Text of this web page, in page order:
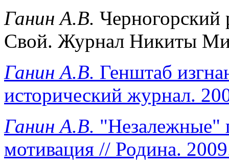
Ганин А.В. Черногорский
Свой. Журнал Никиты
Ганин А.В. Генштаб
исторический журнал.
Ганин А.В. "Незалежные"
мотивация // Родина.